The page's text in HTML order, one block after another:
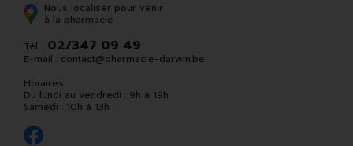
Nous localiser pour venir
à la pharmacie
Tél. : 02/347 09 49
E-mail : contact@pharmacie-darwin.be
Horaires
Du lundi au vendredi : 9h à 19h
Samedi : 10h à 13h